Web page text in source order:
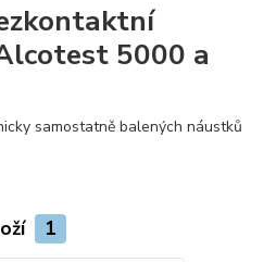
5000 a
samostatně balených náustků
1